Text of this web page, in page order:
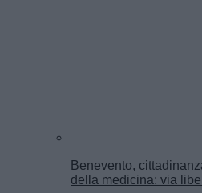
Benevento,
della medicina: via